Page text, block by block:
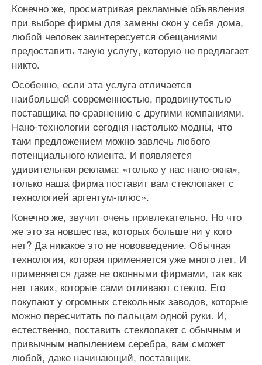
Конечно же, просматривая рекламные объявления
при выборе фирмы для замены окон у себя дома,
любой человек заинтересуется обещаниями
предоставить такую услугу, которую не предлагает
никто.
Особенно, если эта услуга отличается
наибольшей современностью, продвинутостью
поставщика по сравнению с другими компаниями.
Нано-технологии сегодня настолько модны, что
таки предложением можно завлечь любого
потенциального клиента. И появляется
удивительная реклама: «только у нас нано-окна»,
только наша фирма поставит вам стеклопакет с
технологией аргентум-плюс».
Конечно же, звучит очень привлекательно. Но что
же это за новшества, которых больше ни у кого
нет? Да никакое это не нововведение. Обычная
технология, которая применяется уже много лет. И
применяется даже не оконными фирмами, так как
нет таких, которые сами отливают стекло. Его
покупают у огромных стекольных заводов, которые
можно пересчитать по пальцам одной руки. И,
естественно, поставить стеклопакет с обычным и
привычным напылением серебра, вам сможет
любой, даже начинающий, поставщик.